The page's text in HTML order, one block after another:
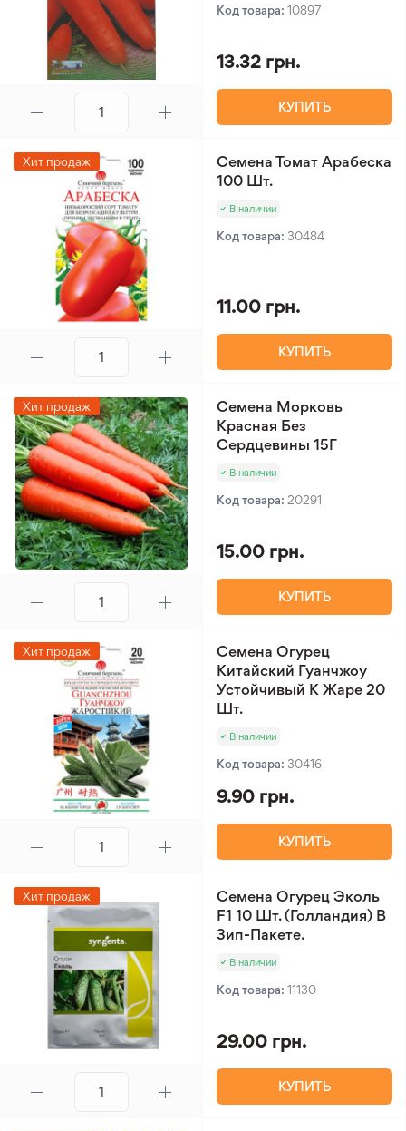
Код товара: 10897
13.32 грн.
КУПИТЬ
Хит продаж
Семена Томат Арабеска
100 Шт.
В наличии
Код товара: 30484
11.00 грн.
КУПИТЬ
Хит продаж
Семена Морковь
Красная Без
Сердцевины 15Г
В наличии
Код товара: 20291
15.00 грн.
КУПИТЬ
Хит продаж
Семена Огурец
Китайский Гуанчжоу
Устойчивый К Жаре 20
Шт.
В наличии
Код товара: 30416
9.90 грн.
КУПИТЬ
Хит продаж
Семена Огурец Эколь
F1 10 Шт. (Голландия) В
Зип-Пакете.
В наличии
Код товара: 11130
29.00 грн.
КУПИТЬ